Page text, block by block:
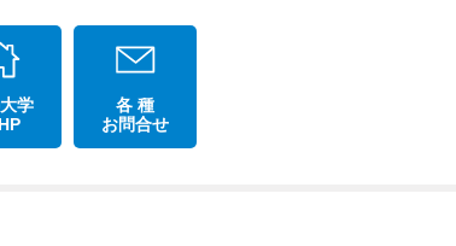
学
各 種
お問合せ